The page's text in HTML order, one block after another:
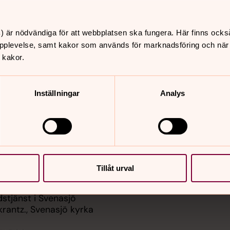
är nödvändiga för att webbplatsen ska fungera. Här finns
samt kakor som används för marknadsföring och
Inställningar Analys
Tillåt urval
i Skene kyrka,
i Svenasjö
Svenasjö kyrka
Sidkarta